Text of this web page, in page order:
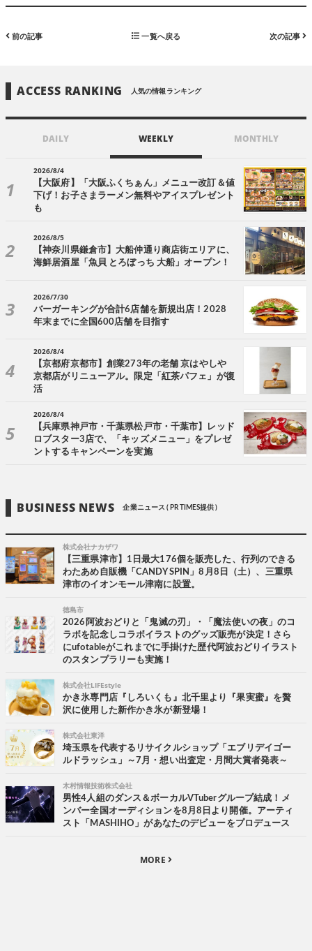
前の記事 一覧へ戻る 次の記事
ACCESS RANKING 人気の情報ランキング
DAILY WEEKLY MONTHLY
2026/8/4
【大阪府】「大阪ふくちぁん」メニュー改訂＆値
下げ！お子さまラーメン無料やアイスプレゼント
も
2026/8/5
【神奈川県鎌倉市】大船仲通り商店街エリアに、
海鮮居酒屋「魚貝 とろぼっち 大船」オープン！
2026/7/30
バーガーキングが合計6店舗を新規出店！2028
年末までに全国600店舗を目指す
2026/8/4
【京都府京都市】創業273年の老舗 京はやしや
京都店がリニューアル。限定「紅茶パフェ」が復
活
2026/8/4
【兵庫県神戸市・千葉県松戸市・千葉市】レッド
ロブスター3店で、「キッズメニュー」をプレゼ
ントするキャンペーンを実施
BUSINESS NEWS 企業ニュース ( PR TIMES提供 )
株式会社ナカザワ
【三重県津市】1日最大176個を販売した、行列のできる
わたあめ自販機「CANDY SPIN」8月8日（土）、三重県
津市のイオンモール津南に設置。
徳島市
2026阿波おどりと「鬼滅の刃」・「魔法使いの夜」のコ
ラボを記念しコラボイラストのグッズ販売が決定！さら
にufotableがこれまでに手掛けた歴代阿波おどりイラスト
のスタンプラリーも実施！
株式会社LIFEstyle
かき氷専門店『しろいくも』北千里より『果実蜜』を贅
沢に使用した新作かき氷が新登場！
株式会社東洋
埼玉県を代表するリサイクルショップ「エブリデイゴー
ルドラッシュ」～7月・想い出査定・月間大賞者発表～
木村情報技術株式会社
男性4人組のダンス＆ボーカルVTuberグループ結成！メ
ンバー全国オーディションを8月8日より開催。アーティ
スト「MASHIHO」があなたのデビューをプロデュース
MORE